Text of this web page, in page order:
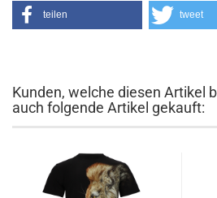
teilen tweet
Kunden, welche diesen Artikel
auch folgende Artikel gekauft: